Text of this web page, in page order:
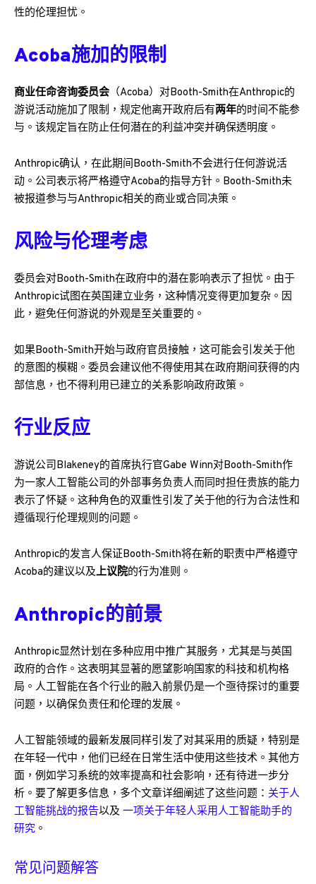
性的伦理担忧。
Acoba施加的限制
商业任命咨询委员会 （Acoba）对Booth-Smith在Anthropic的
游说活动施加了限制，规定他离开政府后有两年的时间不能参
与。该规定旨在防止任何潜在的利益冲突并确保透明度。
Anthropic确认，在此期间Booth-Smith不会进行任何游说活
动。公司表示将严格遵守Acoba的指导方针。Booth-Smith未
被报道参与与Anthropic相关的商业或合同决策。
风险与伦理考虑
委员会对Booth-Smith在政府中的潜在影响表示了担忧。由于
Anthropic试图在英国建立业务，这种情况变得更加复杂。因
此，避免任何游说的外观是至关重要的。
如果Booth-Smith开始与政府官员接触，这可能会引发关于他
的意图的模糊。委员会建议他不得使用其在政府期间获得的内
部信息，也不得利用已建立的关系影响政府政策。
行业反应
游说公司Blakeney的首席执行官Gabe Winn对Booth-Smith作
为一家人工智能公司的外部事务负责人而同时担任贵族的能力
表示了怀疑。这种角色的双重性引发了关于他的行为合法性和
遵循现行伦理规则的问题。
Anthropic的发言人保证Booth-Smith将在新的职责中严格遵守
Acoba的建议以及上议院的行为准则。
Anthropic的前景
Anthropic显然计划在多种应用中推广其服务，尤其是与英国
政府的合作。这表明其显著的愿望影响国家的科技和机构格
局。人工智能在各个行业的融入前景仍是一个亟待探讨的重要
问题，以确保负责任和伦理的发展。
人工智能领域的最新发展同样引发了对其采用的质疑，特别是
在年轻一代中，他们已经在日常生活中使用这些技术。其他方
面，例如学习系统的效率提高和社会影响，还有待进一步分
析。要了解更多信息，多个文章详细阐述了这些问题： 关于人
工智能挑战的报告以及 一项关于年轻人采用人工智能助手的
研究 。
常见问题解答